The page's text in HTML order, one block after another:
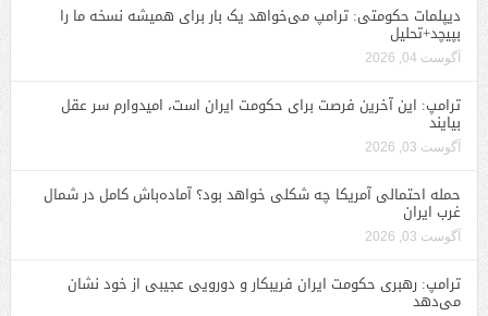
دیپلمات حکومتی: ترامپ می‌خواهد یک بار برای همیشه نسخه ما را
بپیچد+تحلیل
آگوست 04, 2026
ترامپ: این آخرین فرصت برای حکومت ایران است، امیدوارم سر عقل
بیایند
آگوست 03, 2026
حمله احتمالی آمریکا چه شکلی خواهد بود؟ آماده‌باش کامل در شمال
غرب ایران
آگوست 03, 2026
ترامپ: رهبری حکومت ایران فریبکار و دورویی عجیبی از خود نشان
می‌دهد